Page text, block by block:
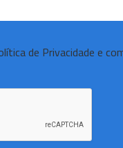
de Privacidade e